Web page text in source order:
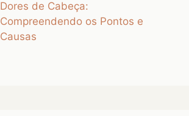
Dores de Cabeça:
Compreendendo os Pontos e
Causas